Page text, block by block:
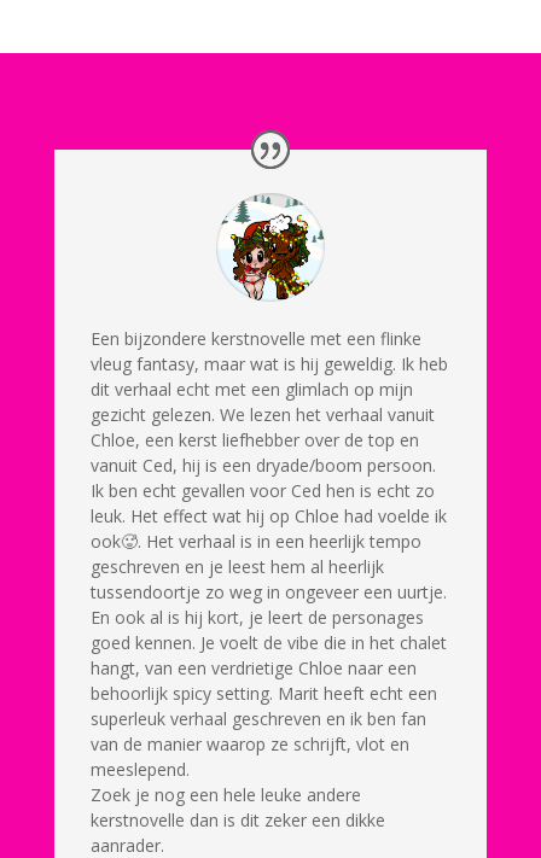
Een bijzondere kerstnovelle met een flinke
vleug fantasy, maar wat is hij geweldig. Ik heb
dit verhaal echt met een glimlach op mijn
gezicht gelezen. We lezen het verhaal vanuit
Chloe, een kerst liefhebber over de top en
vanuit Ced, hij is een dryade/boom persoon.
Ik ben echt gevallen voor Ced hen is echt zo
leuk. Het effect wat hij op Chloe had voelde ik
ook🥵. Het verhaal is in een heerlijk tempo
geschreven en je leest hem al heerlijk
tussendoortje zo weg in ongeveer een uurtje.
En ook al is hij kort, je leert de personages
goed kennen. Je voelt de vibe die in het chalet
hangt, van een verdrietige Chloe naar een
behoorlijk spicy setting. Marit heeft echt een
superleuk verhaal geschreven en ik ben fan
van de manier waarop ze schrijft, vlot en
meeslepend.
Zoek je nog een hele leuke andere
kerstnovelle dan is dit zeker een dikke
aanrader.